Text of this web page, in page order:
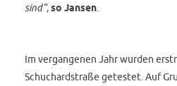
sind“,so Jansen
Im vergangenen Jahr wurden
Schuchardstraße getestet. Auf